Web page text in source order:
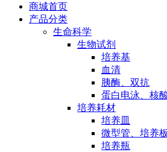
商城首页
产品分类
生命科学
生物试剂
培养基
血清
胰酶、双抗
蛋白电泳、核
培养耗材
培养皿
微型管、培养板
培养瓶